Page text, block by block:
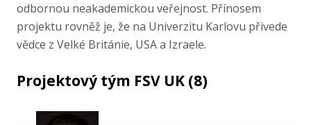
odbornou neakademickou veřejnost. Přínosem
projektu rovněž je, že na Univerzitu Karlovu přivede
vědce z Velké Británie, USA a Izraele.
Projektový tým FSV UK (8)